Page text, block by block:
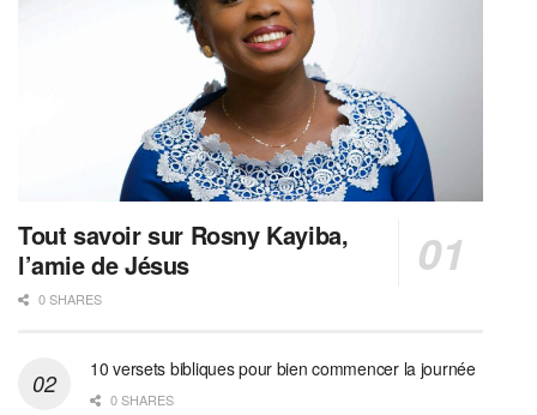
Tout savoir sur Rosny Kayiba,
l’amie de Jésus
0 SHARES
10 versets bibliques pour bien commencer la journée
0 SHARES